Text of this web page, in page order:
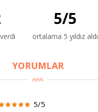
5/5
ortalama 5 yıldız aldı
YORUMLAR
5/5